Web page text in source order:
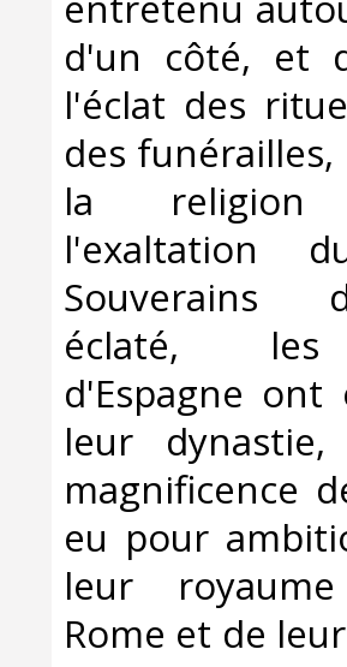
d'un côté, et
l'éclat des
des
la
l'exaltation
Souverains
éclaté, les
d'Espagne
leur
magnificence
eu pour
leur
Rome et de